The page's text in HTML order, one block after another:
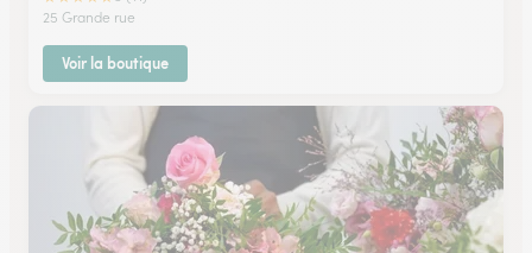
25 Grande rue
Voir la boutique